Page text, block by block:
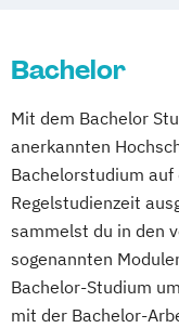
Logopädie
Public
Soziale
Sozial- und
Pflege
Physician
Physician
Versorgung
Bachelor
Mit dem Bachelor
anerkannten
Bachelorstudium
Regelstudienzeit
sammelst du in den
sogenannten
Bachelor-Studium
mit der Bachelor-